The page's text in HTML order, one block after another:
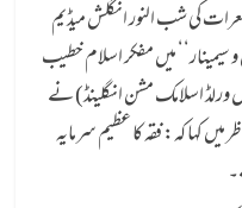
اظہارِ خیال ۲۲؍دسمبر ۲۰۲۲ء جمعرات کی شب النور انگلش میڈیم
میں مفکر اسلام خطیب
ورلڈ اسلامک مشن انگلینڈ) نے
کہا کہ: فقہ کا عظیم سرمایہ